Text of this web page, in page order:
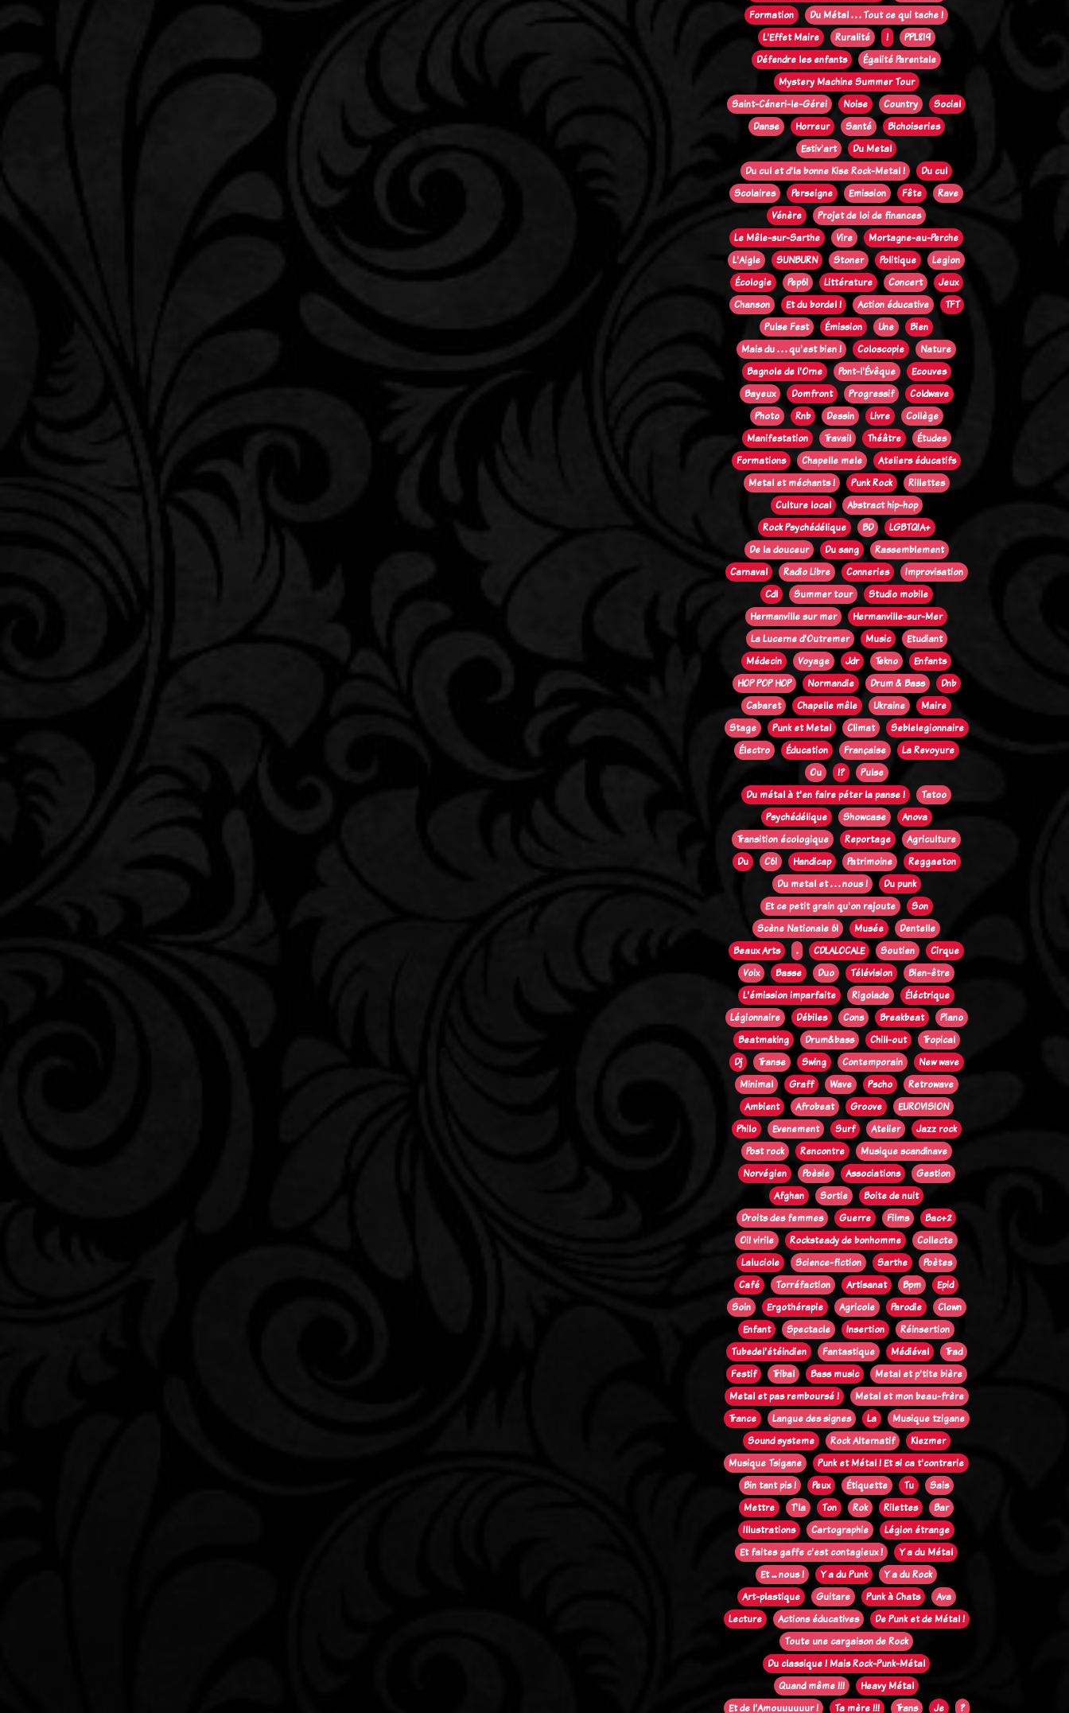
Formation
Du Métal . . . Tout ce qui tache !
L'Effet Maire
Ruralité !
PPL819
Défendre les enfants
Égalité Parentale
Mystery Machine Summer Tour
Saint-Céneri-le-Gérei
Noise Country
Social
Danse
Horreur Santé
Bichoiseries
Estiv'art
Du Metal
Du cul et d'la bonne Kise Rock-Metal !
Du cul
Scolaires
Perseigne Emission Fête
Rave
Vénère
Projet de loi de finances
Le Mêle-sur-Sarthe
Vire
Mortagne-au-Perche
L'Aigle
SUNBURN Stoner Politique
Legion
Écologie
Pep61 Littérature Concert
Jeux
Chanson
Et du bordel ! Action éducative
TFT
Pulse Fest
Émission Une
Bien
Mais du . . . qu'est bien !
Coloscopie
Nature
Bagnole de l'Orne
Pont-l'Évêque
Ecouves
Bayeux
Domfront Progressif
Coldwave
Photo
Rnb Dessin Livre
Collège
Manifestation
Travail Théâtre
Études
Formations
Chapelle mele
Ateliers éducatifs
Metal et méchants !
Punk Rock
Rillettes
Culture local
Abstract hip-hop
Rock Psychédélique
BD
LGBTQIA+
De la douceur
Du sang
Rassemblement
Carnaval
Radio Libre Conneries
Improvisation
Cdl
Summer tour
Studio mobile
Hermanville sur mer
Hermanville-sur-Mer
La Lucerne d'Outremer
Music
Etudiant
Médecin
Voyage Jdr Tekno
Enfants
HOP POP HOP
Normandie Drum & Bass
Dnb
Cabaret
Chapelle mêle Ukraine
Maire
Stage
Punk et Metal Climat
Seblelegionnaire
Électro
Éducation Française
La Revoyure
Ou
!?
Pulse
Du métal à t'en faire péter la panse !
Tatoo
Psychédélique
Showcase
Anova
Transition écologique
Reportage
Agriculture
Du
C61 Handicap Patrimoine
Reggaeton
Du metal et . . . nous !
Du punk
Et ce petit grain qu'on rajoute
Son
Scène Nationale 61
Musée
Dentelle
Beaux Arts
. CDLALOCALE Soutien
Cirque
Voix
Basse Duo Télévision
Bien-être
L'émission imparfaite
Rigolade
Éléctrique
Légionnaire
Débiles Cons Breakbeat
Piano
Beatmaking
Drum&bass Chill-out
Tropical
Dj
Transe Swing Contemporain
New wave
Minimal
Graff Wave Pscho
Retrowave
Ambient
Afrobeat Groove
EUROVISION
Philo
Evenement Surf Atelier
Jazz rock
Post rock
Rencontre
Musique scandinave
Norvégien
Poèsie Associations
Gestion
Afghan
Sortie
Boite de nuit
Droits des femmes
Guerre Films
Bac+2
Oi! virile
Rocksteady de bonhomme
Collecte
Laluciole
Science-fiction Sarthe
Poètes
Café
Torréfaction Artisanat Bpm
Epid
Soin
Ergothérapie Agricole Parodie
Clown
Enfant
Spectacle Insertion
Réinsertion
Tubedel'étéindien
Fantastique Médiéval
Trad
Festif
Tribal Bass music
Metal et p'tite bière
Metal et pas remboursé !
Metal et mon beau-frère
Trance
Langue des signes La
Musique tzigane
Sound systeme
Rock Alternatif
Klezmer
Musique Tsigane
Punk et Métal ! Et si ca t'contrarie
Bin tant pis !
Peux Étiquette Tu
Sais
Mettre
T'la Ton Rok Rilettes
Bar
Illustrations
Cartographie
Légion étrange
Et faites gaffe c'est contagieux !
Y a du Métal
Et ... nous !
Y a du Punk
Y a du Rock
Art-plastique
Guitare Punk à Chats
Ava
Lecture
Actions éducatives
De Punk et de Métal !
Toute une cargaison de Rock
Du classique ! Mais Rock-Punk-Métal
Quand même !!!
Heavy Métal
Et de l'Amouuuuuur !
Ta mère !!! Trans Je ?